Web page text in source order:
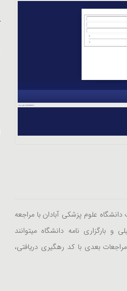
علوم پزشکی آبادان با مراجعه
بارگزاری نامه دانشگاه میتوانند
بعدی با کد رهگیری دریافتی،